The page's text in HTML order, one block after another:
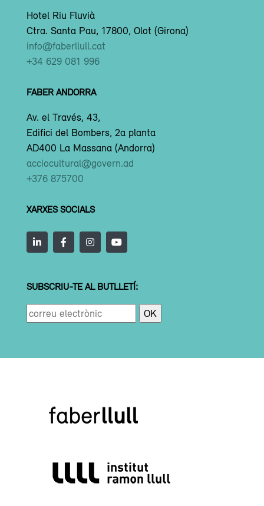
Hotel Riu Fluvià
Ctra. Santa Pau, 17800, Olot (Girona)
info@faberllull.cat
+34 629 081 996
FABER ANDORRA
Av. el Través, 43,
Edifici del Bombers, 2a planta
AD400 La Massana (Andorra)
acciocultural@govern.ad
+376 875700
XARXES SOCIALS
SUBSCRIU-TE AL BUTLLETÍ: